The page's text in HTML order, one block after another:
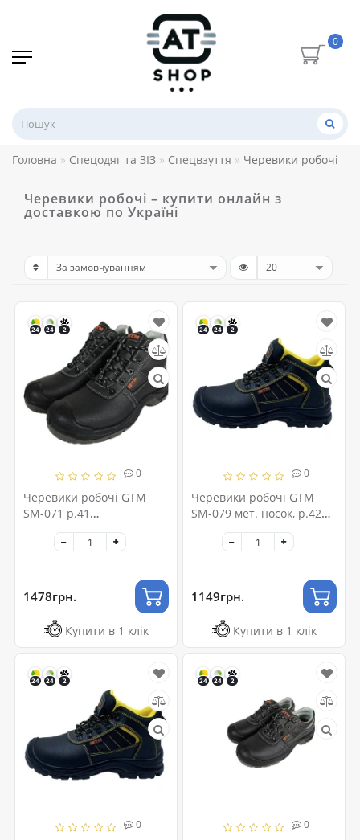
0
Головна Спецодяг та ЗІЗ Спецвзуття Черевики робочі
Черевики робочі – купити онлайн з
доставкою по Україні
24 24 2
0
Черевики робочі GTM
SM-071 р.41
композ.носок, на шнурках
S3 SRC Comfort (SM-071-
1478грн.
Купити в 1 клік
24 24 2
0
Черевики робочі GTM
SM-079 мет. носок, р.42
(SM-079-42)
1149грн.
Купити в 1 клік
24 24 2
0
24 24 2
0